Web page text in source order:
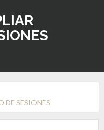
DE SESIONES